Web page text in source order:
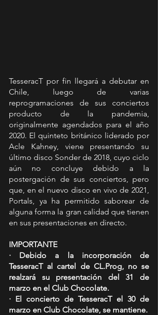
TesseracT por fin llegará a debutar en
Chile, luego de varias
reprogramaciones de sus conciertos
producto de la pandemia,
originalmente agendados para el año
2020. El quinteto británico liderado por
Acle Kahney, viene presentando su
último disco Sonder de 2018, cuyo ciclo
aún no concluye debido a la
postergación de sus conciertos, pero
que, en el nuevo disco en vivo de 2021,
Portals, ya ha permitido saborear de
alguna forma la gran calidad que tienen
en sus presentaciones en directo.
IMPORTANTE
· Debido a la incorporación de
TesseracT al cartel de CL.Prog, no se
realzará su presentación del 31 de
marzo en el Club Chocolate.
· El concierto de TesseracT el 30 de
marzo en Club Chocolate, se mantiene.